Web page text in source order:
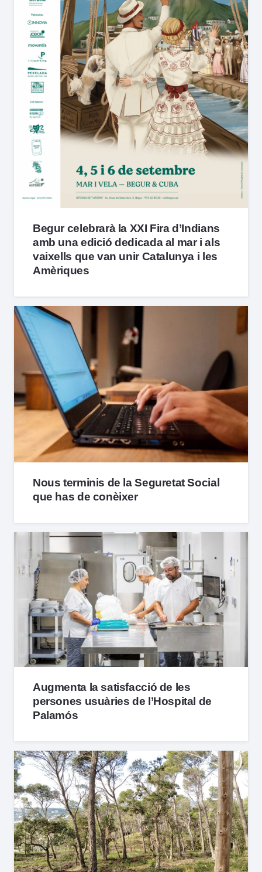
Begur celebrarà la XXI Fira d’Indians
amb una edició dedicada al mar i als
vaixells que van unir Catalunya i les
Amèriques
Nous terminis de la Seguretat Social
que has de conèixer
Augmenta la satisfacció de les
persones usuàries de l’Hospital de
Palamós